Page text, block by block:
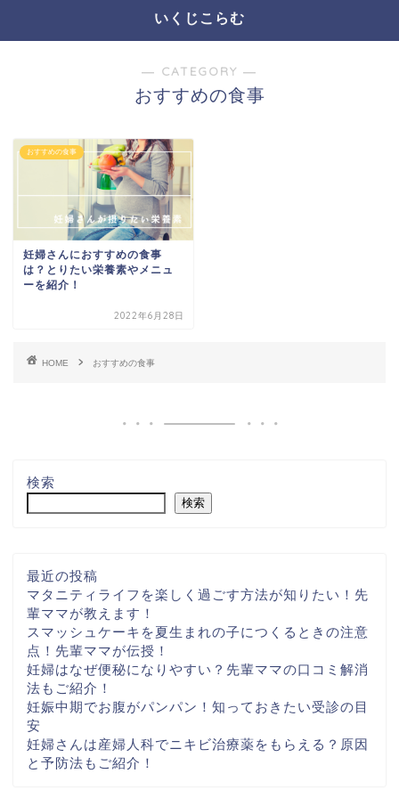
いくじこらむ
― CATEGORY ―
おすすめの食事
おすすめの食事
妊婦さんにおすすめの食事
は？とりたい栄養素やメニュ
ーを紹介！
2022年6月28日
HOME おすすめの食事
検索
検索
最近の投稿
マタニティライフを楽しく過ごす方法が知りたい！先
輩ママが教えます！
スマッシュケーキを夏生まれの子につくるときの注意
点！先輩ママが伝授！
妊婦はなぜ便秘になりやすい？先輩ママの口コミ解消
法もご紹介！
妊娠中期でお腹がパンパン！知っておきたい受診の目
安
妊婦さんは産婦人科でニキビ治療薬をもらえる？原因
と予防法もご紹介！